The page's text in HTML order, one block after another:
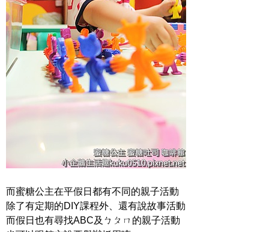
而蜜糖公主在平假日都有不同的親子活動
除了有定期的DIY課程外、還有說故事活動
而假日也有尋找ABC及ㄅㄆㄇ的親子活動